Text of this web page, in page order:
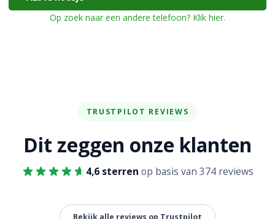
Op zoek naar een andere telefoon? Klik hier.
TRUSTPILOT REVIEWS
Dit zeggen onze klanten
4,6 sterren op basis van 374 reviews
Bekijk alle reviews op Trustpilot